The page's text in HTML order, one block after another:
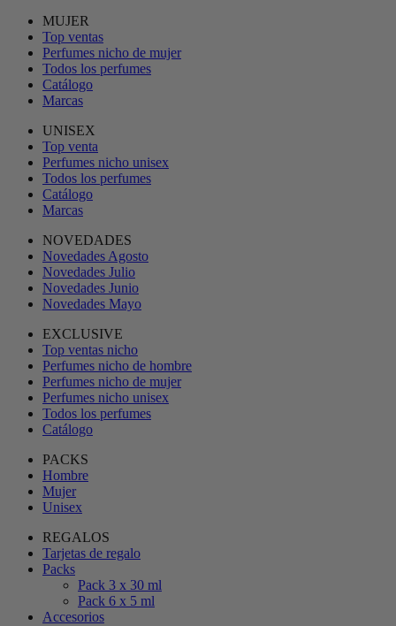
MUJER
Top ventas
Perfumes nicho de mujer
Todos los perfumes
Catálogo
Marcas
UNISEX
Top venta
Perfumes nicho unisex
Todos los perfumes
Catálogo
Marcas
NOVEDADES
Novedades Agosto
Novedades Julio
Novedades Junio
Novedades Mayo
EXCLUSIVE
Top ventas nicho
Perfumes nicho de hombre
Perfumes nicho de mujer
Perfumes nicho unisex
Todos los perfumes
Catálogo
PACKS
Hombre
Mujer
Unisex
REGALOS
Tarjetas de regalo
Packs
Pack 3 x 30 ml
Pack 6 x 5 ml
Accesorios